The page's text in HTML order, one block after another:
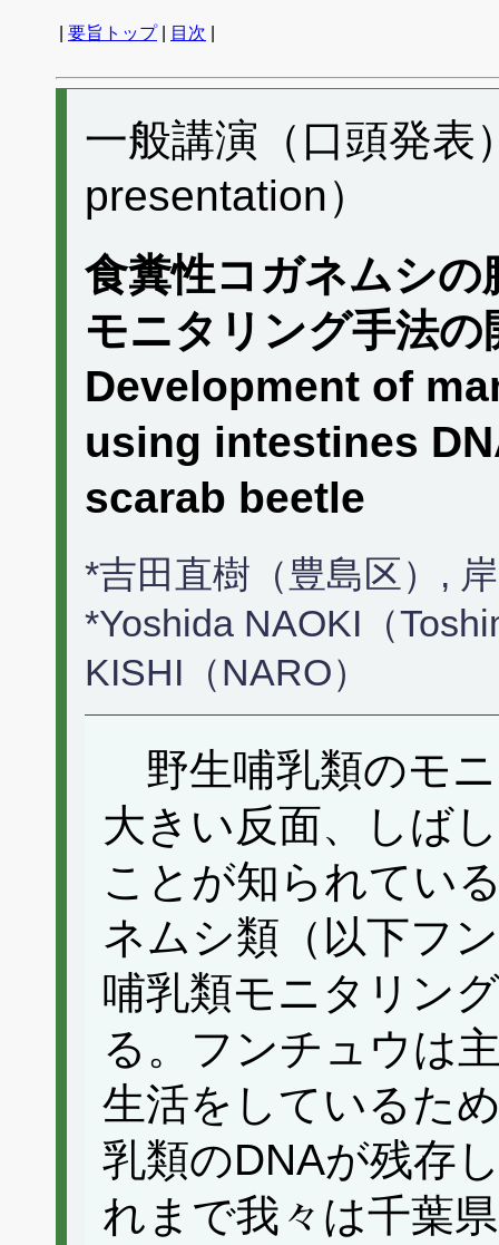
要旨トップ| 目次
一般講演（口頭発
presentation）
食糞性コガネムシ
モニタリング手法の
Development of
using intestines
scarab beetle
*吉田直樹（豊島区）,
*Yoshida NAOKI（
KISHI（NARO）
野生哺乳類のモ
大きい反面、しば
ことが知られてい
ネムシ類（以下フ
哺乳類モニタリン
る。フンチュウは
生活をしているた
乳類のDNAが残存
れまで我々は千葉